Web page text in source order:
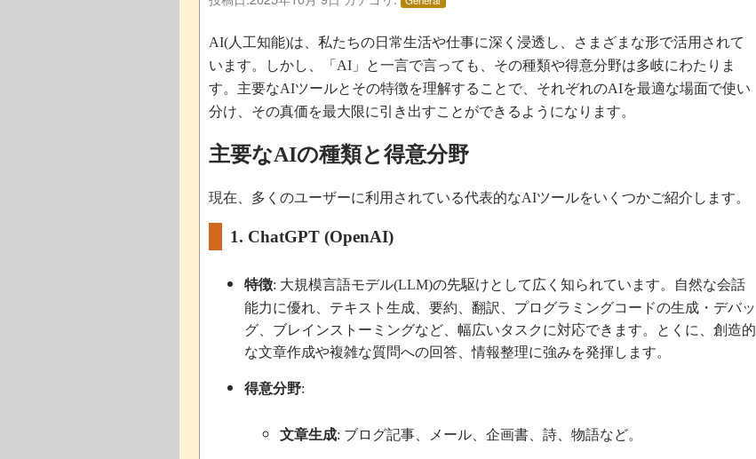
AI(人工知能)は、私たちの日常生活や仕事に深く浸透し、さまざまな形で活用されて
います。しかし、「AI」と一言で言っても、その種類や得意分野は多岐にわたりま
す。主要なAIツールとその特徴を理解することで、それぞれのAIを最適な場面で使い
分け、その真価を最大限に引き出すことができるようになります。
主要なAIの種類と得意分野
現在、多くのユーザーに利用されている代表的なAIツールをいくつかご紹介します。
1. ChatGPT (OpenAI)
特徴: 大規模言語モデル(LLM)の先駆けとして広く知られています。自然な会話
能力に優れ、テキスト生成、要約、翻訳、プログラミングコードの生成・デバッ
グ、ブレインストーミングなど、幅広いタスクに対応できます。とくに、創造的
な文章作成や複雑な質問への回答、情報整理に強みを発揮します。
得意分野:
文章生成: ブログ記事、メール、企画書、詩、物語など。